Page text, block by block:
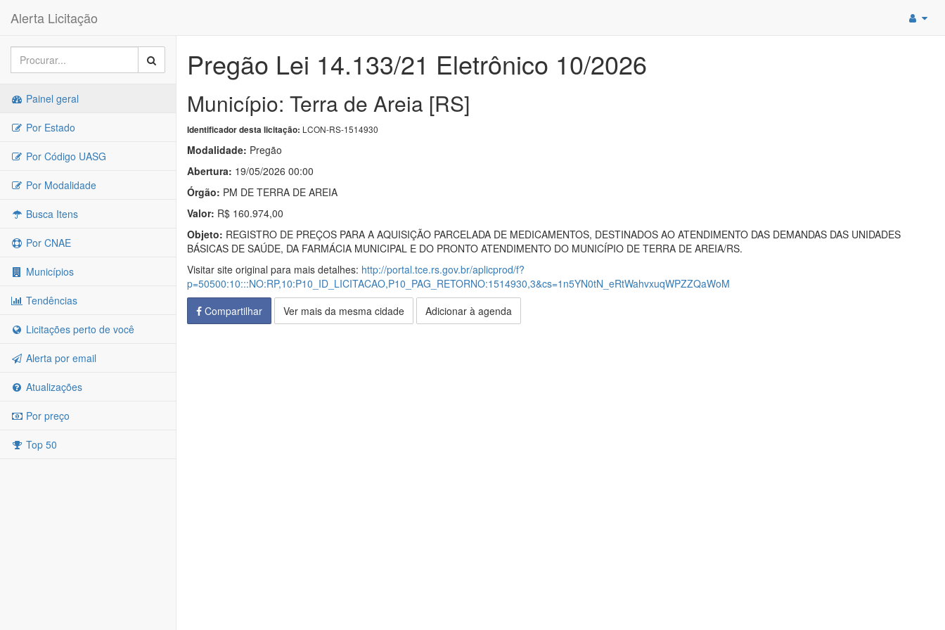
Alerta Licitação
Painel geral
Por Estado
Por Código UASG
Por Modalidade
Busca Itens
Por CNAE
Municípios
Tendências
Licitações perto de você
Alerta por email
Atualizações
Por preço
Top 50
Pregão Lei 14.133/21 Eletrônico 10/2026
Município: Terra de Areia [RS]
Identificador desta licitação: LCON-RS-1514930
Modalidade: Pregão
Abertura: 19/05/2026 00:00
Órgão: PM DE TERRA DE AREIA
Valor: R$ 160.974,00
Objeto: REGISTRO DE PREÇOS PARA A AQUISIÇÃO PARCELADA DE MEDICAMENTOS, DESTINADOS AO ATENDIMENTO DAS DEMANDAS DAS UNIDADES
BÁSICAS DE SAÚDE, DA FARMÁCIA MUNICIPAL E DO PRONTO ATENDIMENTO DO MUNICÍPIO DE TERRA DE AREIA/RS.
Visitar site original para mais detalhes: http://portal.tce.rs.gov.br/aplicprod/f?
p=50500:10:::NO:RP,10:P10_ID_LICITACAO,P10_PAG_RETORNO:1514930,3&cs=1n5YN0tN_eRtWahvxuqWPZZQaWoM
Compartilhar
Ver mais da mesma cidade Adicionar à agenda